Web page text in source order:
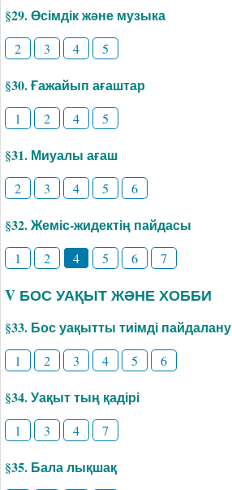
§29. Өсімдік және музыка
2 3 4 5
§30. Ғажайып ағаштар
1 2 4 5
§31. Миуалы ағаш
2 3 4 5 6
§32. Жеміс-жидектің пайдасы
1 2 4 5 6 7
V БОС УАҚЫТ ЖӘНЕ ХОББИ
§33. Бос уақытты тиімді пайдалану
1 2 3 4 5 6
§34. Уақыт тың қадірі
1 3 4 7
§35. Бала лықшақ